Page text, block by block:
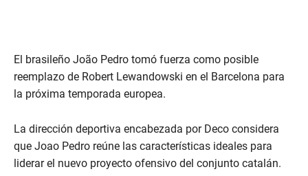
El brasileño João Pedro tomó fuerza como posible
reemplazo de Robert Lewandowski en el Barcelona para
la próxima temporada europea.
La dirección deportiva encabezada por Deco considera
que Joao Pedro reúne las características ideales para
liderar el nuevo proyecto ofensivo del conjunto catalán.